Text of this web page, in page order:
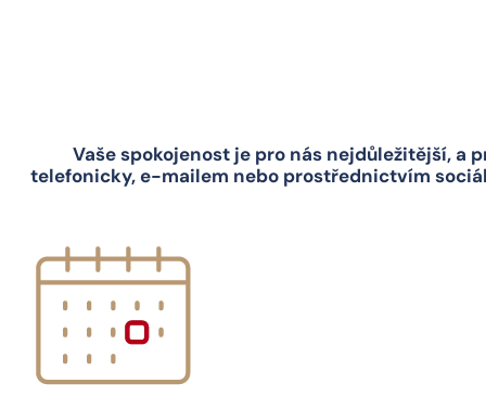
Vaše spokojenost je pro nás nejdůležitější, a
telefonicky, e-mailem nebo prostřednictvím